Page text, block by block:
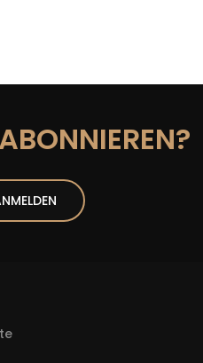
ABONNIEREN?